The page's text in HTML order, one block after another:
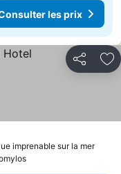
les prix
Partager
imprenable sur la mer
les prix